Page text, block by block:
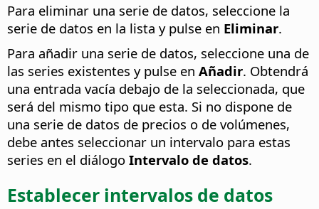
Para eliminar una serie de datos, seleccione la
serie de datos en la lista y pulse en Eliminar.
Para añadir una serie de datos, seleccione una de
las series existentes y pulse en Añadir. Obtendrá
una entrada vacía debajo de la seleccionada, que
será del mismo tipo que esta. Si no dispone de
una serie de datos de precios o de volúmenes,
debe antes seleccionar un intervalo para estas
series en el diálogo Intervalo de datos.
Establecer intervalos de datos